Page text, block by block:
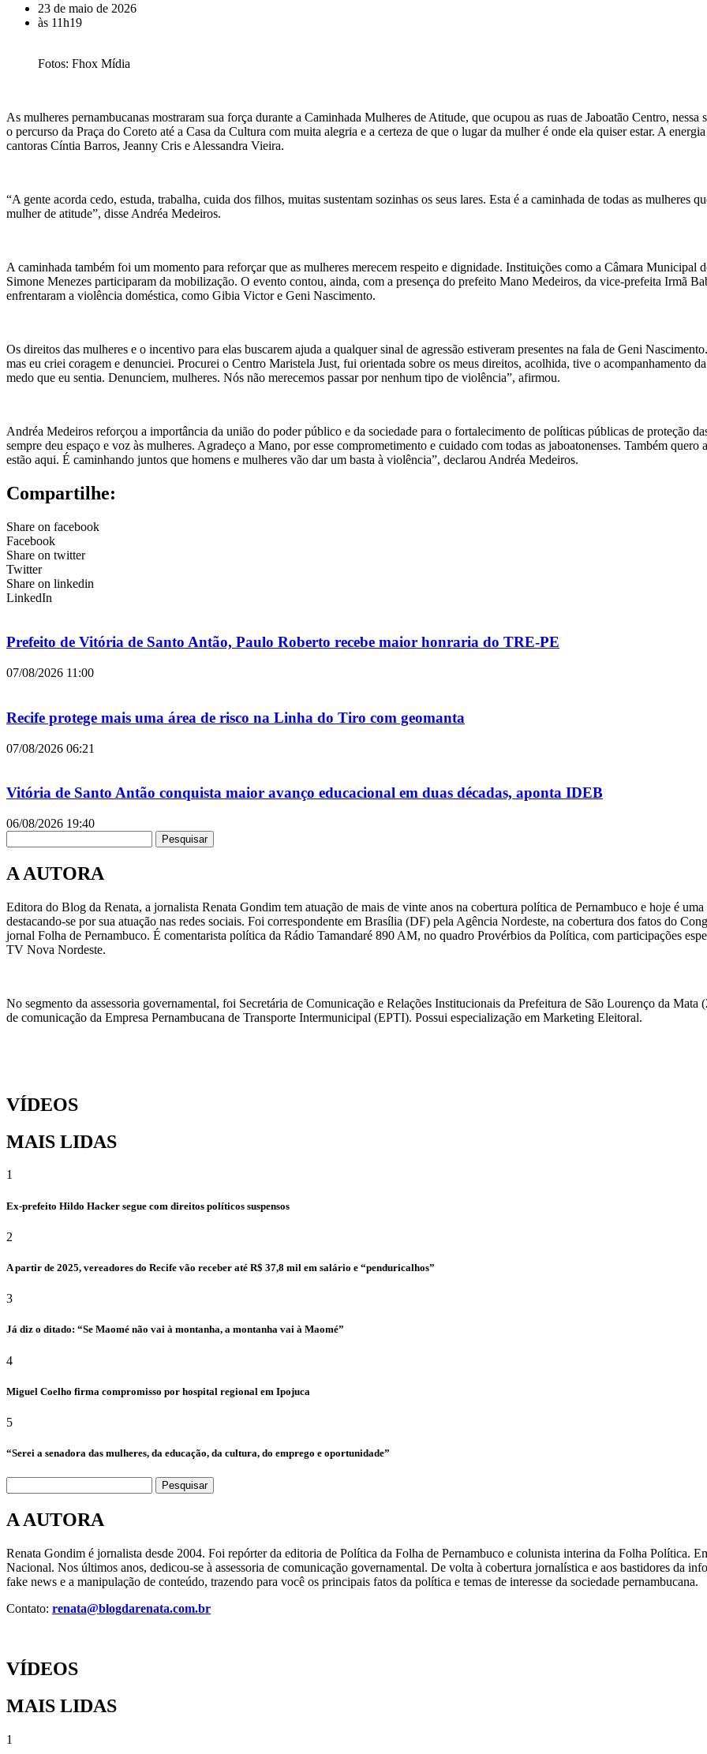
23 de maio de 2026
às 11h19
Fotos: Fhox Mídia
As mulheres pernambucanas mostraram sua força durante a Caminhada Mulheres de Atitude, que ocupou as ruas de Jaboatão Centro,
o percurso da Praça do Coreto até a Casa da Cultura com muita alegria e a certeza de que o lugar da mulher é onde ela quiser estar. A
cantoras Cíntia Barros, Jeanny Cris e Alessandra Vieira.
“A gente acorda cedo, estuda, trabalha, cuida dos filhos, muitas sustentam sozinhas os seus lares. Esta é a caminhada de todas as mulheres
mulher de atitude”, disse Andréa Medeiros.
A caminhada também foi um momento para reforçar que as mulheres merecem respeito e dignidade. Instituições como a Câmara
Simone Menezes participaram da mobilização. O evento contou, ainda, com a presença do prefeito Mano Medeiros, da vice-prefeita Irmã
enfrentaram a violência doméstica, como Gibia Victor e Geni Nascimento.
Os direitos das mulheres e o incentivo para elas buscarem ajuda a qualquer sinal de agressão estiveram presentes na fala de Geni
mas eu criei coragem e denunciei. Procurei o Centro Maristela Just, fui orientada sobre os meus direitos, acolhida, tive o acompanhamento
medo que eu sentia. Denunciem, mulheres. Nós não merecemos passar por nenhum tipo de violência”, afirmou.
Andréa Medeiros reforçou a importância da união do poder público e da sociedade para o fortalecimento de políticas públicas de proteção
sempre deu espaço e voz às mulheres. Agradeço a Mano, por esse comprometimento e cuidado com todas as jaboatonenses. Também
estão aqui. É caminhando juntos que homens e mulheres vão dar um basta à violência”, declarou Andréa Medeiros.
Compartilhe:
Share on facebook
Facebook
Share on twitter
Twitter
Share on linkedin
LinkedIn
Prefeito de Vitória de Santo Antão, Paulo Roberto recebe maior honraria do TRE-PE
07/08/2026 11:00
Recife protege mais uma área de risco na Linha do Tiro com geomanta
07/08/2026 06:21
Vitória de Santo Antão conquista maior avanço educacional em duas décadas, aponta IDEB
06/08/2026 19:40
Pesquisar
A AUTORA
Editora do Blog da Renata, a jornalista Renata Gondim tem atuação de mais de vinte anos na cobertura política de Pernambuco e hoje é
destacando-se por sua atuação nas redes sociais. Foi correspondente em Brasília (DF) pela Agência Nordeste, na cobertura dos fatos do
jornal Folha de Pernambuco. É comentarista política da Rádio Tamandaré 890 AM, no quadro Provérbios da Política, com participações
TV Nova Nordeste.
No segmento da assessoria governamental, foi Secretária de Comunicação e Relações Institucionais da Prefeitura de São Lourenço da
de comunicação da Empresa Pernambucana de Transporte Intermunicipal (EPTI). Possui especialização em Marketing Eleitoral.
VÍDEOS
MAIS LIDAS
1
Ex-prefeito Hildo Hacker segue com direitos políticos suspensos
2
A partir de 2025, vereadores do Recife vão receber até R$ 37,8 mil em salário e “penduricalhos”
3
Já diz o ditado: “Se Maomé não vai à montanha, a montanha vai à Maomé”
4
Miguel Coelho firma compromisso por hospital regional em Ipojuca
5
“Serei a senadora das mulheres, da educação, da cultura, do emprego e oportunidade”
Pesquisar
A AUTORA
Renata Gondim é jornalista desde 2004. Foi repórter da editoria de Política da Folha de Pernambuco e colunista interina da Folha Política.
Nacional. Nos últimos anos, dedicou-se à assessoria de comunicação governamental. De volta à cobertura jornalística e aos bastidores da
fake news e a manipulação de conteúdo, trazendo para você os principais fatos da política e temas de interesse da sociedade pernambucana.
Contato: renata@blogdarenata.com.br
VÍDEOS
MAIS LIDAS
1